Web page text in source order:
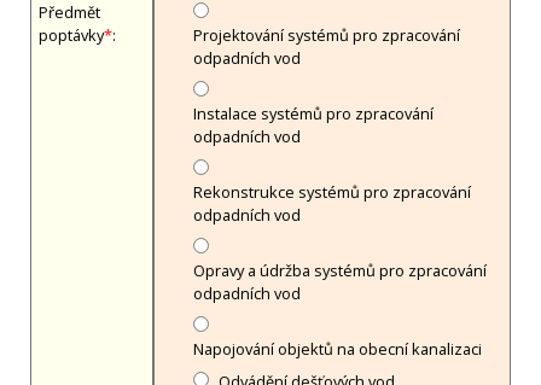
Předmět
poptávky*:
Projektování systémů pro zpracování
odpadních vod
Instalace systémů pro zpracování
odpadních vod
Rekonstrukce systémů pro zpracování
odpadních vod
Opravy a údržba systémů pro zpracování
odpadních vod
Napojování objektů na obecní kanalizaci